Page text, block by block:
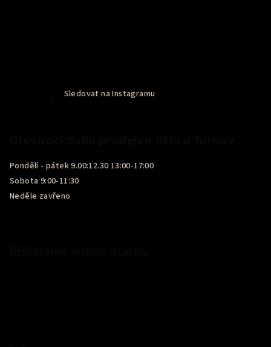
Sledovat na Instagramu
Pondělí - pátek 9.00:12.30 13:00-17:00
Sobota 9:00-11:30
Neděle zavřeno